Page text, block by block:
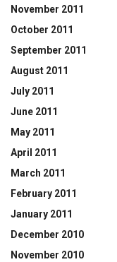
November 2011
October 2011
September 2011
August 2011
July 2011
June 2011
May 2011
April 2011
March 2011
February 2011
January 2011
December 2010
November 2010